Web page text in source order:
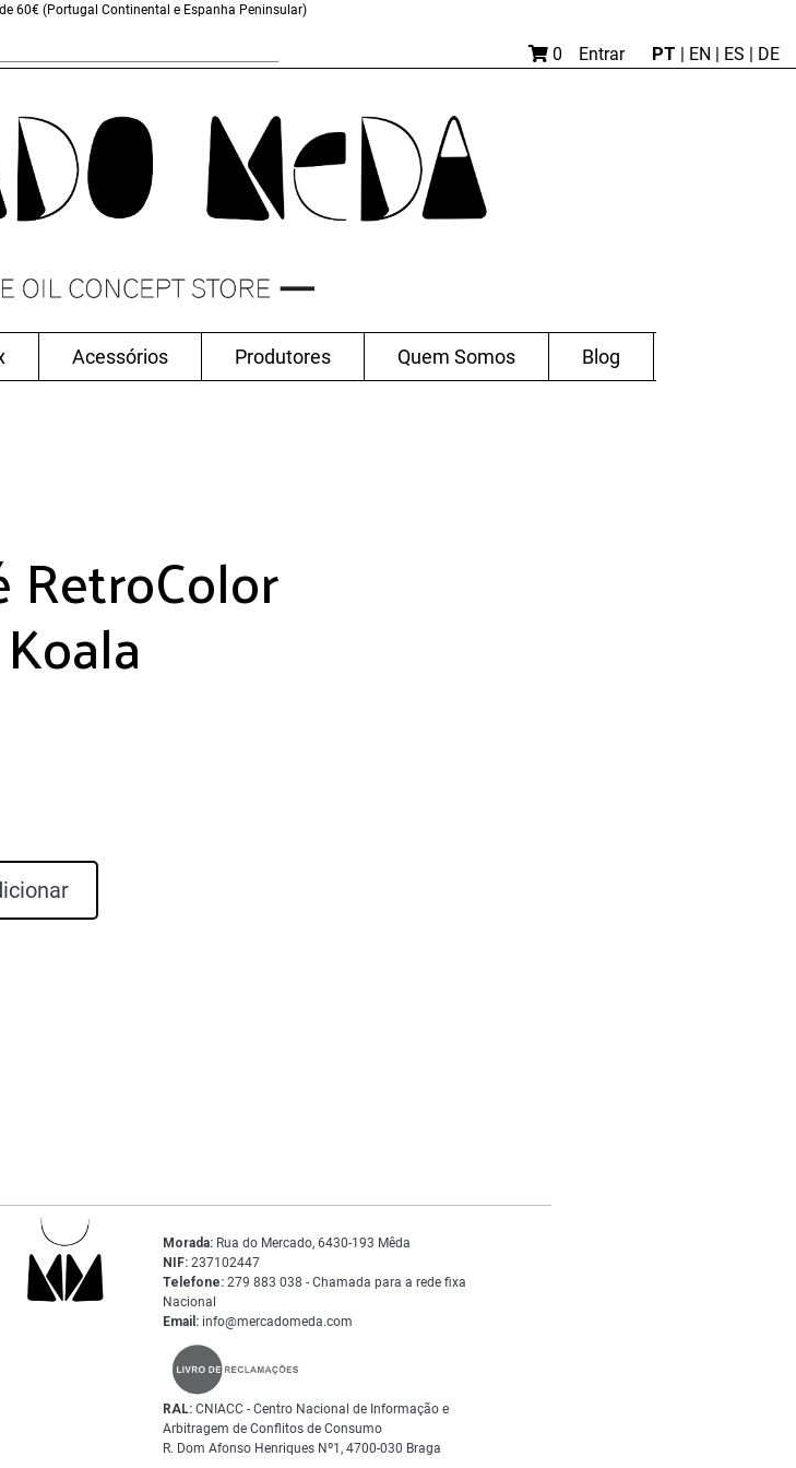
60€ (Portugal Continental e Espanha Peninsular)
0 Entrar PT | EN | ES | DE
Acessórios Produtores Quem Somos Blog
RetroColor
Morada:Rua do Mercado, 6430-193 Mêda
NIF:237102447
Telefone:279 883 038 - Chamada para a rede fixa
Nacional
Email:info@mercadomeda.com
RAL:CNIACC - Centro Nacional de Informação e
Arbitragem de Conflitos de Consumo
R. Dom Afonso Henriques Nº1, 4700-030 Braga